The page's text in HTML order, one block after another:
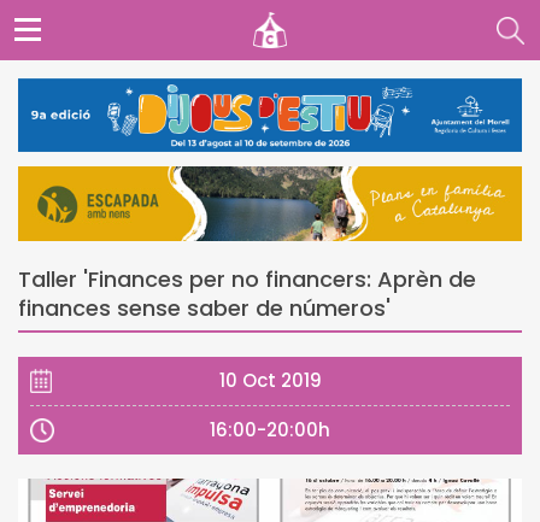
Taller 'Finances per no financers: Aprèn de
finances sense saber de números'
10 Oct 2019
16:00-20:00h